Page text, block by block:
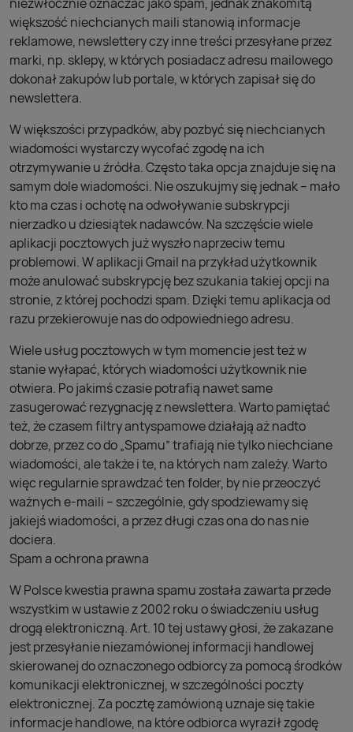
większość niechcianych maili stanowią informacje
reklamowe, newslettery czy inne treści przesyłane przez
marki, np. sklepy, w których posiadacz adresu mailowego
dokonał zakupów lub portale, w których zapisał się do
newslettera.
W większości przypadków, aby pozbyć się niechcianych
wiadomości wystarczy wycofać zgodę na ich
otrzymywanie u źródła. Często taka opcja znajduje się na
samym dole wiadomości. Nie oszukujmy się jednak – mało
kto ma czas i ochotę na odwoływanie subskrypcji
nierzadko u dziesiątek nadawców. Na szczęście wiele
aplikacji pocztowych już wyszło naprzeciw temu
problemowi. W aplikacji Gmail na przykład użytkownik
może anulować subskrypcję bez szukania takiej opcji na
stronie, z której pochodzi spam. Dzięki temu aplikacja od
razu przekierowuje nas do odpowiedniego adresu.
Wiele usług pocztowych w tym momencie jest też w
stanie wyłapać, których wiadomości użytkownik nie
otwiera. Po jakimś czasie potrafią nawet same
zasugerować rezygnację z newslettera. Warto pamiętać
też, że czasem filtry antyspamowe działają aż nadto
dobrze, przez co do „Spamu” trafiają nie tylko niechciane
wiadomości, ale także i te, na których nam zależy. Warto
więc regularnie sprawdzać ten folder, by nie przeoczyć
ważnych e-maili – szczególnie, gdy spodziewamy się
jakiejś wiadomości, a przez długi czas ona do nas nie
dociera.
Spam a ochrona prawna
W Polsce kwestia prawna spamu została zawarta przede
wszystkim w ustawie z 2002 roku o świadczeniu usług
drogą elektroniczną. Art. 10 tej ustawy głosi, że zakazane
jest przesyłanie niezamówionej informacji handlowej
skierowanej do oznaczonego odbiorcy za pomocą środków
komunikacji elektronicznej, w szczególności poczty
elektronicznej. Za pocztę zamówioną uznaje się takie
informacje handlowe, na które odbiorca wyraził zgodę